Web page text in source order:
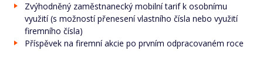
Zvýhodněný zaměstnanecký mobilní tarif k osobnímu
využití (s možností přenesení vlastního čísla nebo využití
firemního čísla)
Příspěvek na firemní akcie po prvním odpracovaném roce